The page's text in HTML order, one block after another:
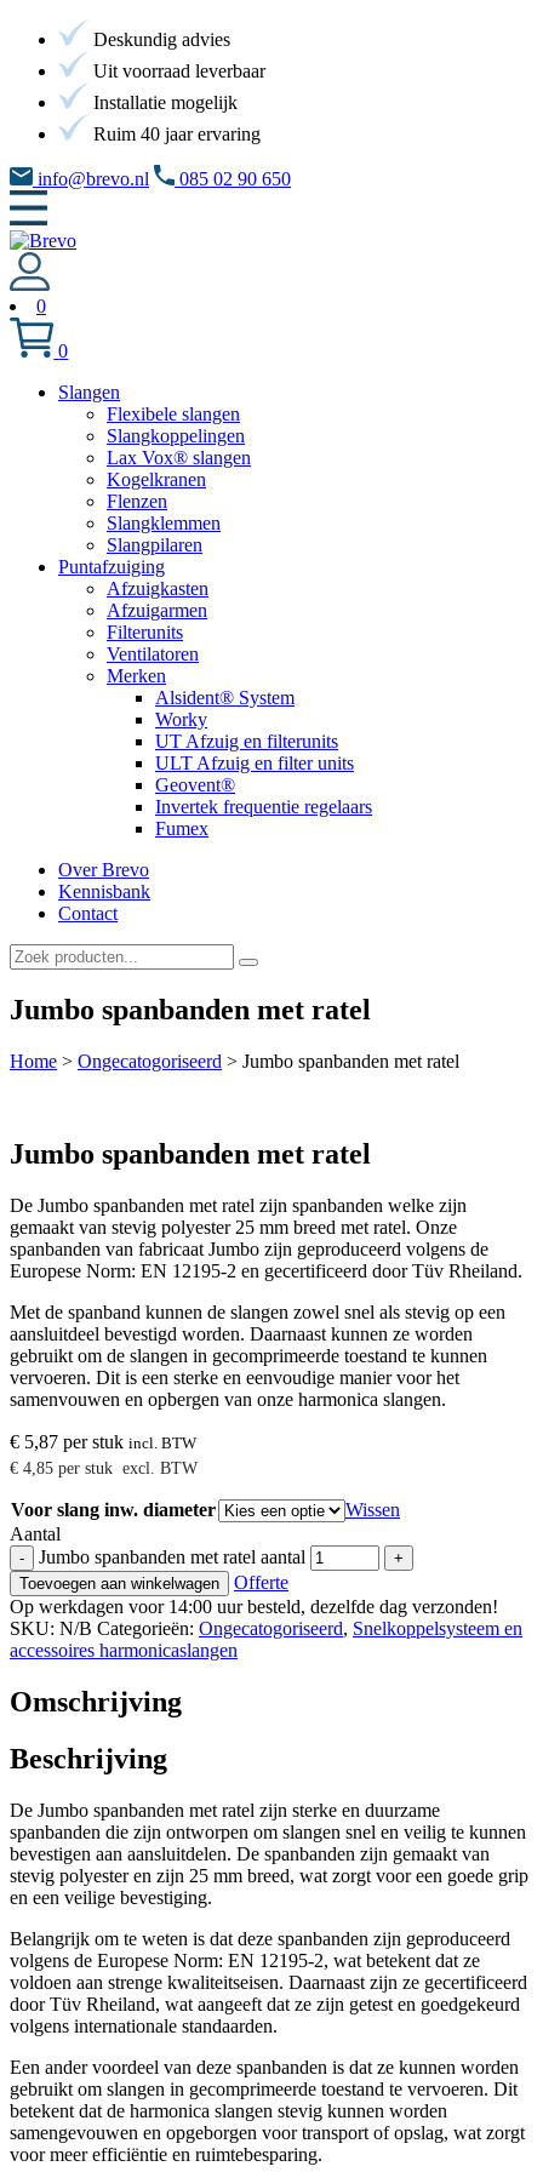
Deskundig advies
Uit voorraad leverbaar
Installatie mogelijk
Ruim 40 jaar ervaring
info@brevo.nl 085 02 90 650
0
0
Slangen
Flexibele slangen
Slangkoppelingen
Lax Vox® slangen
Kogelkranen
Flenzen
Slangklemmen
Slangpilaren
Puntafzuiging
Afzuigkasten
Afzuigarmen
Filterunits
Ventilatoren
Merken
Alsident® System
Worky
UT Afzuig en filterunits
ULT Afzuig en filter units
Geovent®
Invertek frequentie regelaars
Fumex
Over Brevo
Kennisbank
Contact
Jumbo spanbanden met ratel
Home > Ongecatogoriseerd > Jumbo spanbanden met ratel
Jumbo spanbanden met ratel
De Jumbo spanbanden met ratel zijn spanbanden welke zijn
gemaakt van stevig polyester 25 mm breed met ratel. Onze
spanbanden van fabricaat Jumbo zijn geproduceerd volgens de
Europese Norm: EN 12195-2 en gecertificeerd door Tüv Rheiland.
Met de spanband kunnen de slangen zowel snel als stevig op een
aansluitdeel bevestigd worden. Daarnaast kunnen ze worden
gebruikt om de slangen in gecomprimeerde toestand te kunnen
vervoeren. Dit is een sterke en eenvoudige manier voor het
samenvouwen en opbergen van onze harmonica slangen.
€ 5,87 per stuk incl. BTW
€ 4,85 per stuk excl. BTW
Voor slang inw. diameter
Wissen
Aantal
- Jumbo spanbanden met ratel aantal
+
Toevoegen aan winkelwagen
Offerte
Op werkdagen voor 14:00 uur besteld, dezelfde dag verzonden!
SKU: N/B Categorieën: Ongecatogoriseerd, Snelkoppelsysteem en
accessoires harmonicaslangen
Omschrijving
Beschrijving
De Jumbo spanbanden met ratel zijn sterke en duurzame
spanbanden die zijn ontworpen om slangen snel en veilig te kunnen
bevestigen aan aansluitdelen. De spanbanden zijn gemaakt van
stevig polyester en zijn 25 mm breed, wat zorgt voor een goede grip
en een veilige bevestiging.
Belangrijk om te weten is dat deze spanbanden zijn geproduceerd
volgens de Europese Norm: EN 12195-2, wat betekent dat ze
voldoen aan strenge kwaliteitseisen. Daarnaast zijn ze gecertificeerd
door Tüv Rheiland, wat aangeeft dat ze zijn getest en goedgekeurd
volgens internationale standaarden.
Een ander voordeel van deze spanbanden is dat ze kunnen worden
gebruikt om slangen in gecomprimeerde toestand te vervoeren. Dit
betekent dat de harmonica slangen stevig kunnen worden
samengevouwen en opgeborgen voor transport of opslag, wat zorgt
voor meer efficiëntie en ruimtebesparing.